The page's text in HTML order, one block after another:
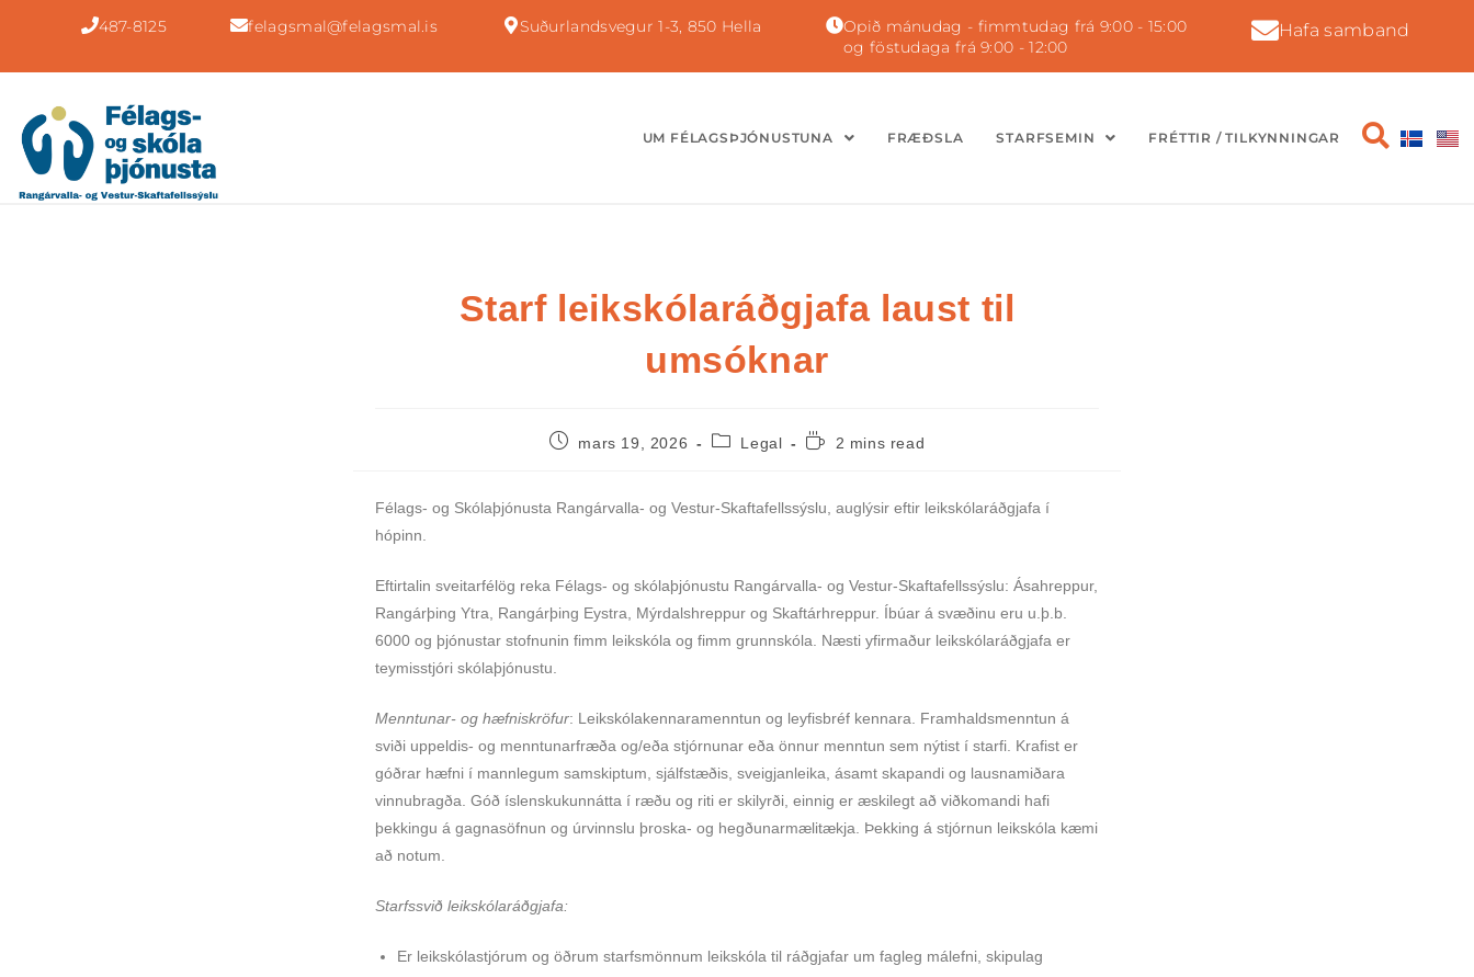
487-8125 felagsmal@felagsmal.is Suðurlandsvegur 1-3, 850 Hella
Opið mánudag - fimmtudag frá 9:00 - 15:00
og föstudaga frá 9:00 - 12:00
Hafa samband
UM FÉLAGSÞJÓNUSTUNA FRÆÐSLA STARFSEMIN FRÉTTIR / TILKYNNINGAR
Starf leikskólaráðgjafa laust til
umsóknar
mars 19, 2026 Legal 2 mins read
Félags- og Skólaþjónusta Rangárvalla- og Vestur-Skaftafellssýslu, auglýsir eftir leikskólaráðgjafa í
hópinn.
Eftirtalin sveitarfélög reka Félags- og skólaþjónustu Rangárvalla- og Vestur-Skaftafellssýslu: Ásahreppur,
Rangárþing Ytra, Rangárþing Eystra, Mýrdalshreppur og Skaftárhreppur. Íbúar á svæðinu eru u.þ.b.
6000 og þjónustar stofnunin fimm leikskóla og fimm grunnskóla. Næsti yfirmaður leikskólaráðgjafa er
teymisstjóri skólaþjónustu.
Menntunar- og hæfniskröfur: Leikskólakennaramenntun og leyfisbréf kennara. Framhaldsmenntun á
sviði uppeldis- og menntunarfræða og/eða stjórnunar eða önnur menntun sem nýtist í starfi. Krafist er
góðrar hæfni í mannlegum samskiptum, sjálfstæðis, sveigjanleika, ásamt skapandi og lausnamiðara
vinnubragða. Góð íslenskukunnátta í ræðu og riti er skilyrði, einnig er æskilegt að viðkomandi hafi
þekkingu á gagnasöfnun og úrvinnslu þroska- og hegðunarmælitækja. Þekking á stjórnun leikskóla kæmi
að notum.
Starfssvið leikskólaráðgjafa:
Er leikskólastjórum og öðrum starfsmönnum leikskóla til ráðgjafar um fagleg málefni, skipulag